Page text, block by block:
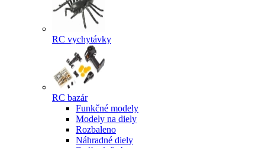
RC vychytávky
RC bazár
Funkčné modely
Modely na diely
Rozbaleno
Náhradné diely